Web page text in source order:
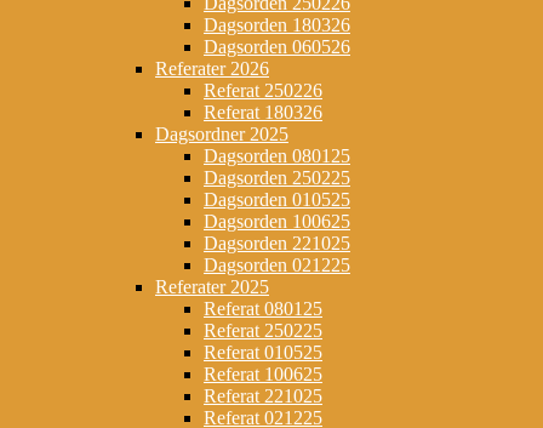
Dagsorden 180326
Dagsorden 060526
Referater 2026
Referat 250226
Referat 180326
Dagsordner 2025
Dagsorden 080125
Dagsorden 250225
Dagsorden 010525
Dagsorden 100625
Dagsorden 221025
Dagsorden 021225
Referater 2025
Referat 080125
Referat 250225
Referat 010525
Referat 100625
Referat 221025
Referat 021225